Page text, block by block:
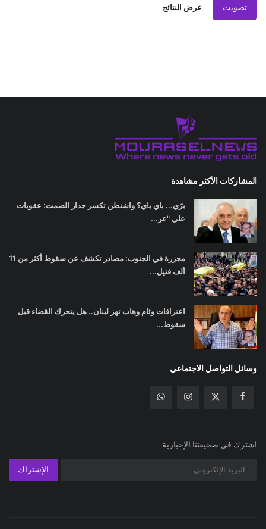
تصويت عرض النتائج
المشاركات الأكثر مشاهدة
برّي... باي باي؟ واشنطن تكسر جدار الصمت: عقوبات
على "عر...
مجزرة في الجنوب: مصادر تكشف عن سقوط أكثر من 11
ألف قتيل...
اعترافات وئام وهاب تهز لبنان.. هل يتحرك القضاء قبل
سقوط...
وسائل التواصل الاجتماعي
اشترك في صحيفتنا الإخبارية
الإشتراك